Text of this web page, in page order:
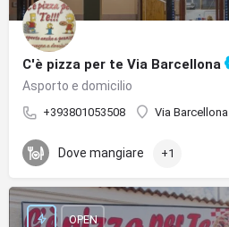
C'è pizza per te Via Barcellona
Asporto e domicilio
+393801053508 Via Barcellona
Dove mangiare +1
OPEN